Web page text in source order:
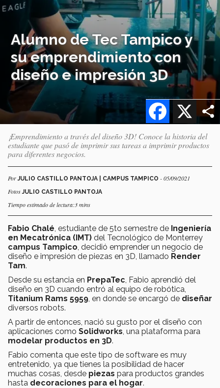
Alumno de Tec Tampico y
su emprendimiento con
diseño e impresión 3D
X
Facebook
¡Emprendimiento a través del diseño 3D! Conoce la historia del
estudiante que pasó de imprimir sus tareas a imprimir productos
para diferentes negocios.
PorJULIO CASTILLO PANTOJA | CAMPUS TAMPICO - 05/09/2021
FotosJULIO CASTILLO PANTOJA
Tiempo estimado de lectura:3 mins
Fabio Chalé , estudiante de 5to semestre de Ingeniería
en Mecatrónica (IMT) del Tecnológico de Monterrey
campus Tampico , decidió emprender un negocio de
diseño e impresión de piezas en 3D, llamado Render
Tam.
Desde su estancia en PrepaTec , Fabio aprendió del
diseño en 3D cuando entró al equipo de robótica,
Titanium Rams 5959 , en donde se encargó de diseñar
diversos robots.
A partir de entonces, nació su gusto por el diseño con
aplicaciones como Solidworks , una plataforma para
modelar productos en 3D.
Fabio comenta que este tipo de software es muy
entretenido, ya que tienes la posibilidad de hacer
muchas cosas, desde piezas para productos grandes
hasta decoraciones para el hogar.